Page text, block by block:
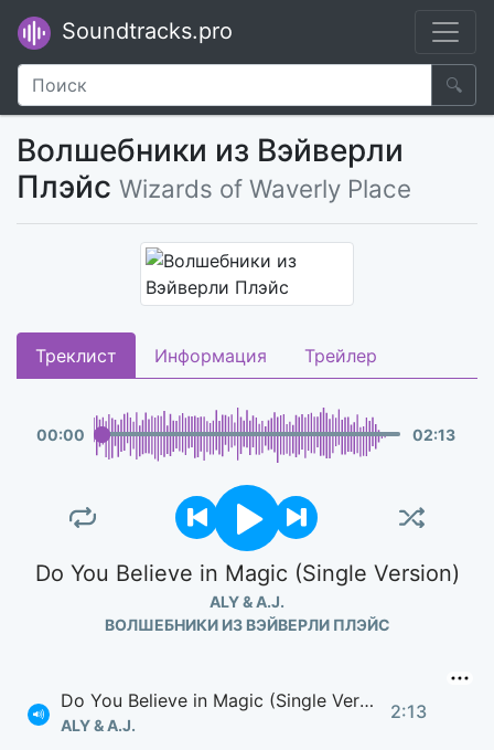
Soundtracks.pro
🔍
Волшебники из Вэйверли
Плэйс Wizards of Waverly Place
Треклист Информация Трейлер
00:00 02:13
Do You Believe in Magic (Single Version)
ALY & A.J.
ВОЛШЕБНИКИ ИЗ ВЭЙВЕРЛИ ПЛЭЙС
Do You Believe in Magic (Single Version)
ALY & A.J.
2:13